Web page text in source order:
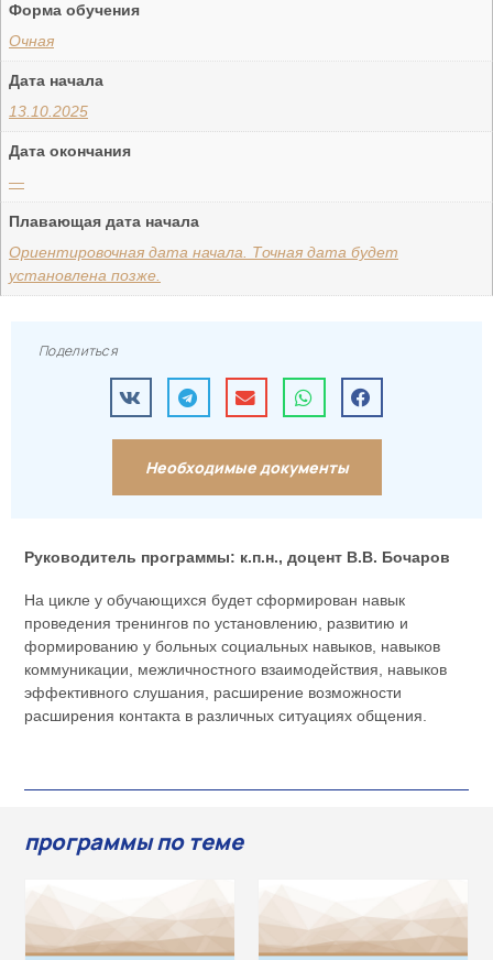
Форма обучения
Очная
Дата начала
13.10.2025
Дата окончания
—
Плавающая дата начала
Ориентировочная дата начала. Точная дата будет
установлена позже.
Поделиться
Необходимые документы
Руководитель программы: к.п.н., доцент В.В. Бочаров
На цикле у обучающихся будет сформирован навык
проведения тренингов по установлению, развитию и
формированию у больных социальных навыков, навыков
коммуникации, межличностного взаимодействия, навыков
эффективного слушания, расширение возможности
расширения контакта в различных ситуациях общения.
программы по теме